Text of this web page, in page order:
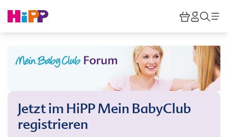
HiPP
Jetzt im HiPP Mein BabyClub
registrieren